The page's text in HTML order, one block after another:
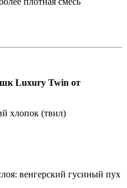
Luxury Twin от
хлопок (твил)
венгерский гусиный пух